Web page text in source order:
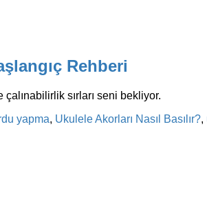
Rehberi
sırları seni bekliyor.
yapma, Ukulele Akorları Nasıl Basılır?,